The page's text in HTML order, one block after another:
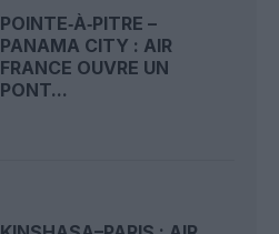
POINTE‑À‑PITRE –
PANAMA CITY : AIR
FRANCE OUVRE UN
PONT...